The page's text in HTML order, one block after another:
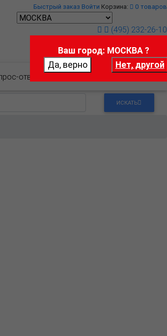
Быстрый заказ Войти Корзина: 0 товаров
(495) 232-26-10
ответ
ИСКАТЬ
Ваш город: МОСКВА ?